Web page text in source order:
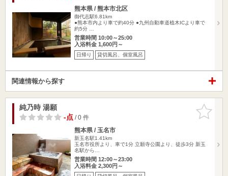
熊本県 / 熊本市北区
御代志駅6.81km
●熊本市内より車で約40分 ●九州自動車道植木ICより車で
約5分 …
営業時間 10:00～25:00
入浴料金 1,600円～
日帰り 貸切風呂、個室風呂
関連情報から探す
お気に入
りに追加
純乃時 湯願
-点/ 0 件
熊本県 / 玉名市
新玉名駅1.41km
玉名市役所より、車で1分 立願寺公園より、徒歩3分 新玉
名駅から…
営業時間 12:00～23:00
入浴料金 2,300円～